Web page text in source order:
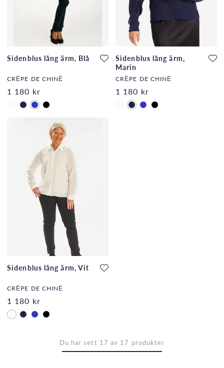
Sidenblus lång ärm, Blå
CRÊPE DE CHINÈ
1 180 kr
Sidenblus lång ärm,
Marin
CRÊPE DE CHINÈ
1 180 kr
Sidenblus lång ärm, Vit
CRÊPE DE CHINÈ
1 180 kr
Du har sett 17 av 17 produkter